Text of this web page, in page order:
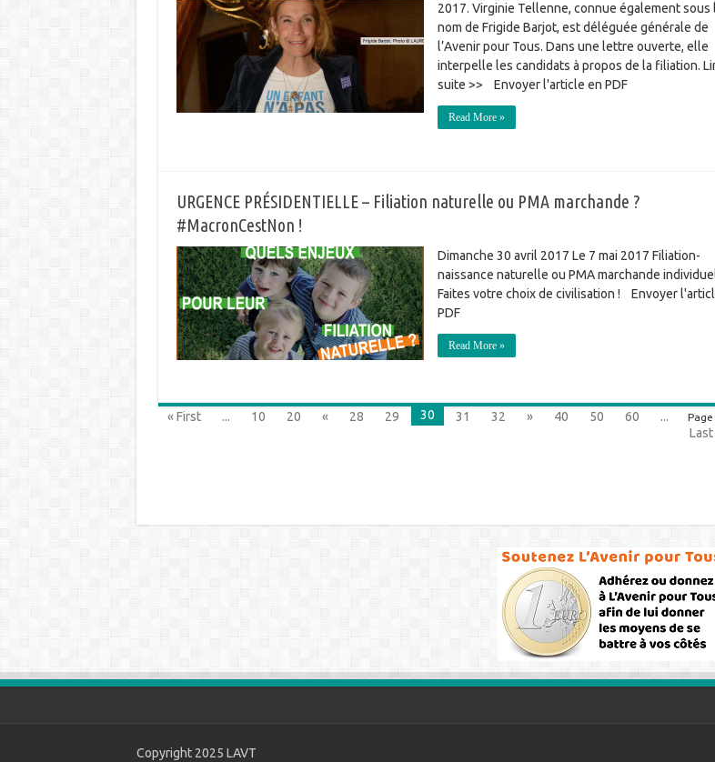
2017. Virginie Tellenne, connue également sous
nom de Frigide Barjot, est déléguée générale de
l’Avenir pour Tous. Dans une lettre ouverte, elle
interpelle les candidats à propos de la filiation.
suite >> Envoyer l'article en PDF
Read More »
URGENCE PRÉSIDENTIELLE – Filiation naturelle ou PMA marchande ?
#MacronCestNon !
Dimanche 30 avril 2017 Le 7 mai 2017 Filiation-
naissance naturelle ou PMA marchande
Faites votre choix de civilisation ! Envoyer
PDF
Read More »
« First ... 10 20 « 28 29 30 31 32 » 40 50 60
...
Last
Copyright 2025 LAVT